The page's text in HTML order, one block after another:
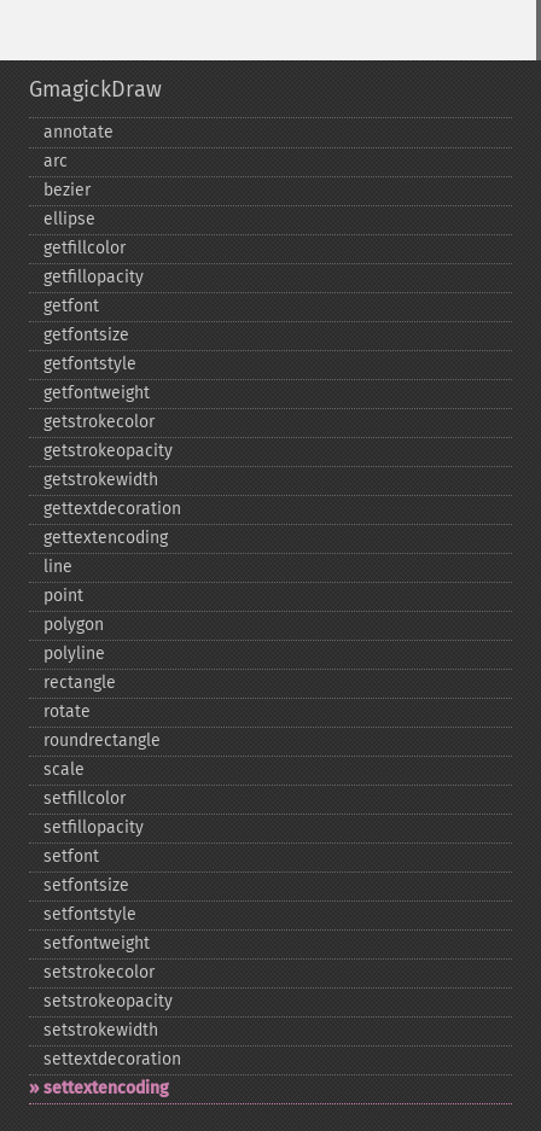
GmagickDraw
annotate
arc
bezier
ellipse
getfillcolor
getfillopacity
getfont
getfontsize
getfontstyle
getfontweight
getstrokecolor
getstrokeopacity
getstrokewidth
gettextdecoration
gettextencoding
line
point
polygon
polyline
rectangle
rotate
roundrectangle
scale
setfillcolor
setfillopacity
setfont
setfontsize
setfontstyle
setfontweight
setstrokecolor
setstrokeopacity
setstrokewidth
settextdecoration
settextencoding